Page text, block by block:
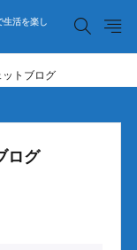
生活を楽し
ットブログ
ログ